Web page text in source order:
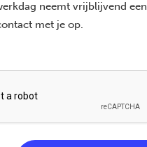
neemt vrijblijvend een
met je op.